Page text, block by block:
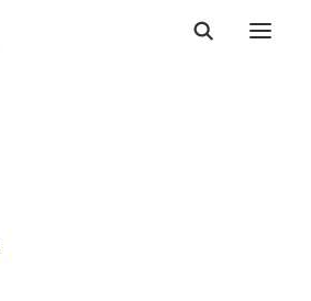
: PLACE À LA
COURSE POUR